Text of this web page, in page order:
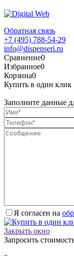
Обратная связь
+7 (495) 788-54-29
info@dispenseri.ru
Сравнение0
Избранное0
Корзина0
Купить в один клик
Заполните данные
Я согласен на
Закрыть окно
Запросить